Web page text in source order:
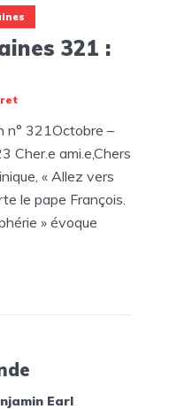
321 :
n° 321Octobre –
Cher.e ami.e,Chers
« Allez vers
le pape François.
» évoque
Earl